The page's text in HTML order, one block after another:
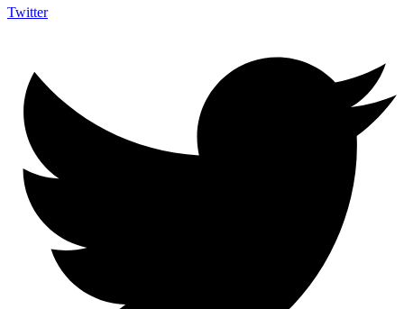
Twitter